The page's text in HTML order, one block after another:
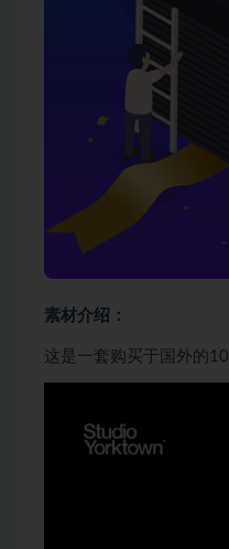
素材介绍：
这是一套购买于国外的